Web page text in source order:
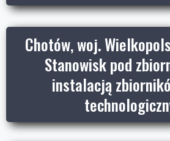
Chotów, woj.
Stanowisk pod
instalacją